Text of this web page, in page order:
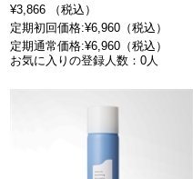
¥3,866 （税込）
定期初回価格:¥6,960（税込）
定期通常価格:¥6,960（税込）
お気に入りの登録人数：0人